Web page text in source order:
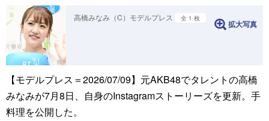
高橋みなみ（C）モデルプレス 全 1 枚
拡大写真
【モデルプレス＝2026/07/09】元AKB48でタレントの高橋
みなみが7月8日、自身のInstagramストーリーズを更新。手
料理を公開した。